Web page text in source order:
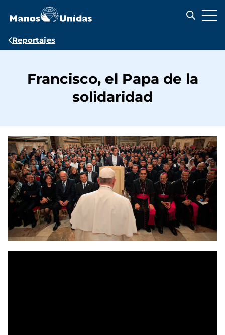
contenido
Ruta
navegación
Reportajes
Francisco, el Papa de la
solidaridad